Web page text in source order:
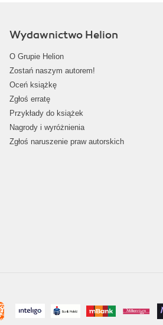
Wydawnictwo Helion
O Grupie Helion
Zostań naszym autorem!
Oceń książkę
Zgłoś erratę
Przykłady do książek
Nagrody i wyróżnienia
Zgłoś naruszenie praw autorskich